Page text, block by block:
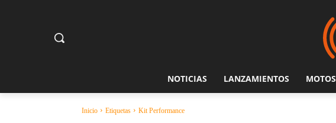
NOTICIAS LANZAMIENTOS MOTOS
Inicio Etiquetas Kit Performance